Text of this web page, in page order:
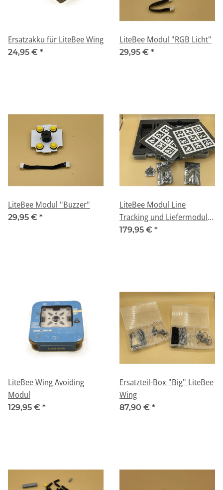
Ersatzakku für LiteBee Wing
24,95 € *
LiteBee Modul "RGB Licht"
29,95 € *
LiteBee Modul "Buzzer"
29,95 € *
LiteBee Modul Line
Tracking und Liefermodul
Y17
179,95 € *
LiteBee Wing Avoiding
Modul
129,95 € *
Ersatzteil-Box "Big" LiteBee
Wing
87,90 € *